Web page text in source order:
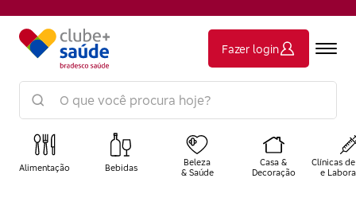
Fazer login
Alimentação Bebidas
Beleza
& Saúde
Casa &
Decoração
Clínicas
e